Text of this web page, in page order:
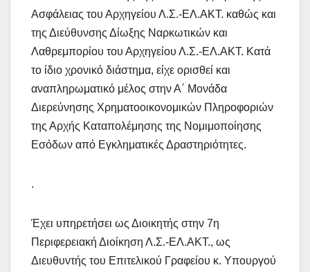
Ασφάλειας του Αρχηγείου Λ.Σ.-ΕΛ.ΑΚΤ. καθώς και
της Διεύθυνσης Δίωξης Ναρκωτικών και
Λαθρεμπορίου του Αρχηγείου Λ.Σ.-ΕΛ.ΑΚΤ. Κατά
το ίδιο χρονικό διάστημα, είχε ορισθεί και
αναπληρωματικό μέλος στην Α΄ Μονάδα
Διερεύνησης Χρηματοοικονομικών Πληροφοριών
της Αρχής Καταπολέμησης της Νομιμοποίησης
Εσόδων από Εγκληματικές Δραστηριότητες.
.
Έχει υπηρετήσει ως Διοικητής στην 7η
Περιφερειακή Διοίκηση Λ.Σ.-ΕΛ.ΑΚΤ., ως
Διευθυντής του Επιτελικού Γραφείου κ. Υπουργού